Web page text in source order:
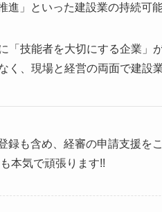
進」といった建設業の持続可
「技能者を大切にする企業」
く、現場と経営の両面で建設
も含め、経審の申請支援を
本気で頑張ります!!